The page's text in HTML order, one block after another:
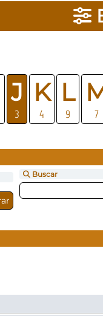
J
3
K
4
L
9 7
Buscar